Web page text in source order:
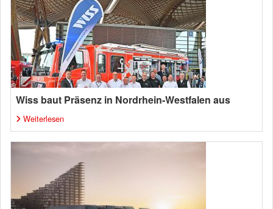
Wiss baut Präsenz in Nordrhein-Westfalen aus
Weiterlesen